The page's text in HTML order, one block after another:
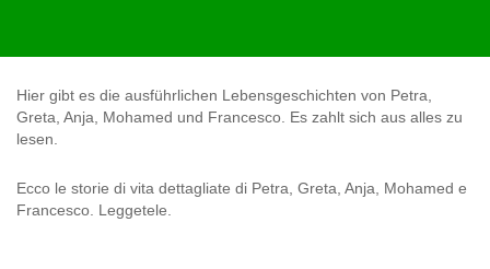
Hier gibt es die ausführlichen Lebensgeschichten von Petra,
Greta, Anja, Mohamed und Francesco. Es zahlt sich aus alles zu
lesen.
Ecco le storie di vita dettagliate di Petra, Greta, Anja, Mohamed e
Francesco. Leggetele.